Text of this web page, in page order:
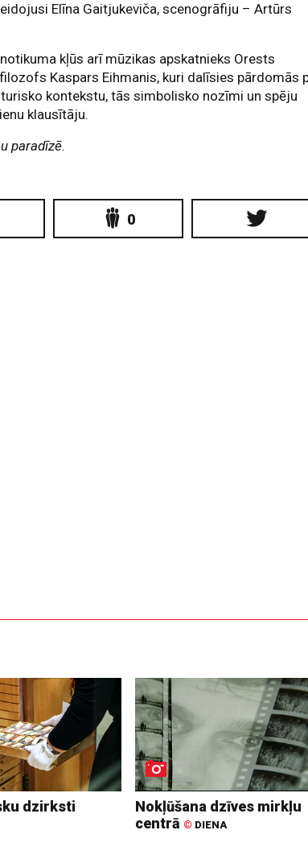
Elīna Gaitjukeviča, scenogrāfiju – Artūrs
kļūs arī mūzikas apskatnieks Orests
Kaspars Eihmanis, kuri dalīsies pārdomās
kontekstu, tās simbolisko nozīmi un spēju
klausītāju.
paradīzē.
0
dzirksti
Nokļūšana dzīves mirkļu
centrā © DIENA